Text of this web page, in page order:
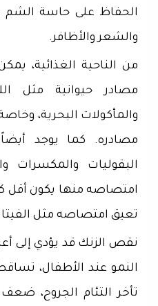
الحفاظ على حاسة الشم
والشعر والأظافر.
من الناحية الغذائية،
مصادر حيوانية مثل
والمأكولات البحرية،
مصادره. كما يوجد
البقوليات والمكسرات
امتصاصه منها يكون أقل
تعيق امتصاصه مثل
نقص الزنك قد يؤدي إلى
النمو عند الأطفال،
تأخر التئام الجروح،